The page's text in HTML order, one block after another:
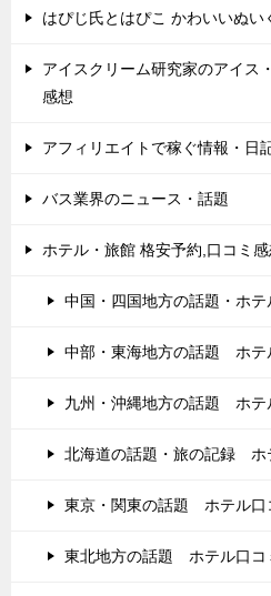
はぴじ氏とはぴこ かわいいぬい
アイスクリーム研究家のアイス
感想
アフィリエイトで稼ぐ情報・日
バス業界のニュース・話題
ホテル・旅館 格安予約,口コミ感
中国・四国地方の話題・ホテ
中部・東海地方の話題 ホテ
九州・沖縄地方の話題 ホテ
北海道の話題・旅の記録 ホ
東京・関東の話題 ホテル口
東北地方の話題 ホテル口コ